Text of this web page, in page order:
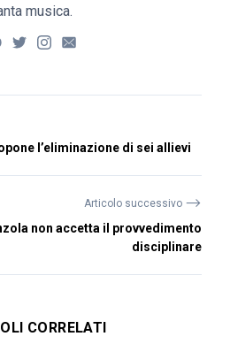
musica.
l’eliminazione di sei allievi
Articolo successivo ⟶
non accetta il provvedimento
disciplinare
CORRELATI